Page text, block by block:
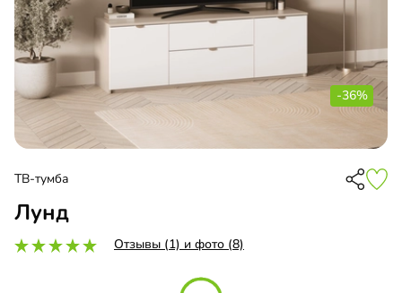
-36%
ТВ-тумба
Лунд
Отзывы (1) и фото (8)